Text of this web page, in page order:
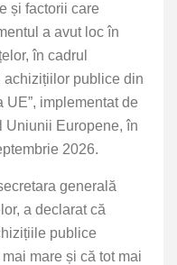
și factorii care
a avut loc în
în cadrul
achizițiilor publice din
implementat de
Uniunii Europene, în
2026.
generală
a declarat că
publice
mare și că tot mai